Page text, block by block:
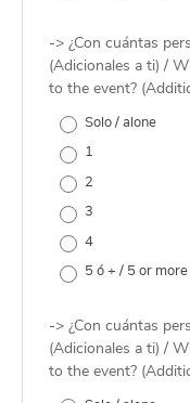
-> ¿Con cuántas
(Adicionales a ti) /
to the event?
Solo / alone
1
2
3
4
5 ó + / 5 or more
-> ¿Con cuántas
(Adicionales a ti) /
to the event?